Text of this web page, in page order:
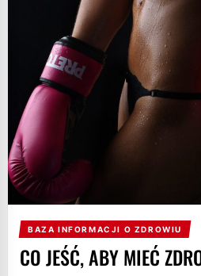
BAZA INFORMACJI O ZDROWIU
CO JEŚĆ, ABY MIEĆ